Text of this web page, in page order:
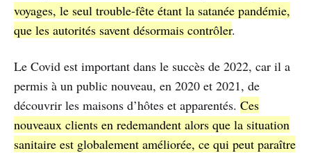
voyages, le seul trouble-fête étant la satanée pandémie,
que les autorités savent désormais contrôler.
Le Covid est important dans le succès de 2022, car il a
permis à un public nouveau, en 2020 et 2021, de
découvrir les maisons d’hôtes et apparentés. Ces
nouveaux clients en redemandent alors que la situation
sanitaire est globalement améliorée, ce qui peut paraître